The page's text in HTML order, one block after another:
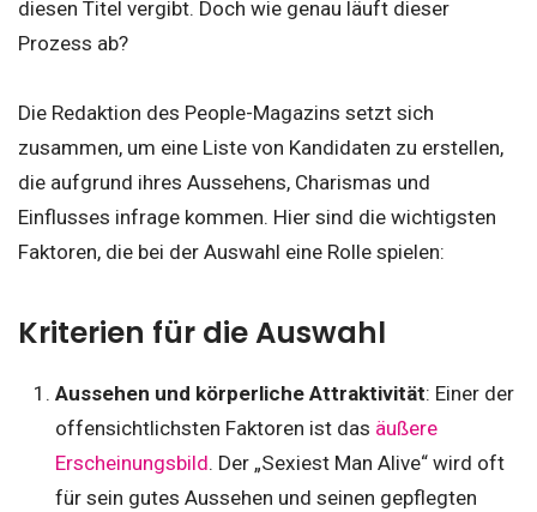
diesen Titel vergibt. Doch wie genau läuft dieser
Prozess ab?
Die Redaktion des People-Magazins setzt sich
zusammen, um eine Liste von Kandidaten zu erstellen,
die aufgrund ihres Aussehens, Charismas und
Einflusses infrage kommen. Hier sind die wichtigsten
Faktoren, die bei der Auswahl eine Rolle spielen:
Kriterien für die Auswahl
Aussehen und körperliche Attraktivität: Einer der
offensichtlichsten Faktoren ist das äußere
Erscheinungsbild. Der „Sexiest Man Alive“ wird oft
für sein gutes Aussehen und seinen gepflegten